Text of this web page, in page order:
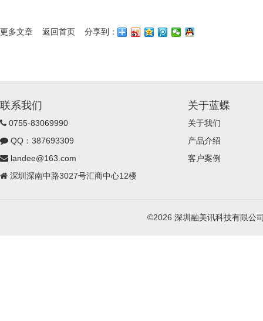
更多文章 返回首页 分享到：
联系我们
0755-83069990
QQ：387693309
landee@163.com
深圳深南中路3027号汇商中心12楼
关于蓝蝶
关于我们
产品介绍
客户案例
©2026 深圳融美讯科技有限公